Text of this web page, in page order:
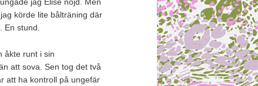
körde lite bålträning där
stund.
åkte runt i sin
att sova. Sen tog det två
att ha kontroll på ungefär